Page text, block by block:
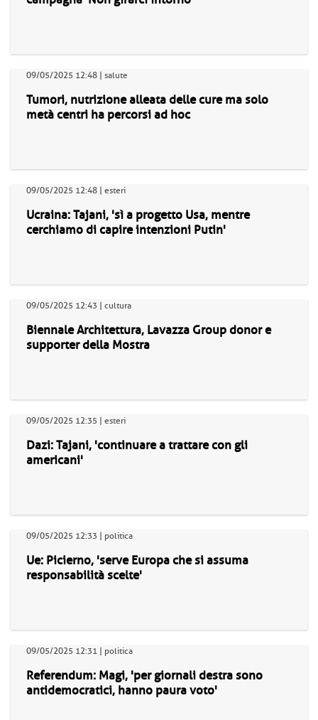
09/05/2025 12:48 | salute
Tumori, nutrizione alleata delle cure ma solo
metà centri ha percorsi ad hoc
09/05/2025 12:48 | esteri
Ucraina: Tajani, 'sì a progetto Usa, mentre
cerchiamo di capire intenzioni Putin'
09/05/2025 12:43 | cultura
Biennale Architettura, Lavazza Group donor e
supporter della Mostra
09/05/2025 12:35 | esteri
Dazi: Tajani, 'continuare a trattare con gli
americani'
09/05/2025 12:33 | politica
Ue: Picierno, 'serve Europa che si assuma
responsabilità scelte'
09/05/2025 12:31 | politica
Referendum: Magi, 'per giornali destra sono
antidemocratici, hanno paura voto'